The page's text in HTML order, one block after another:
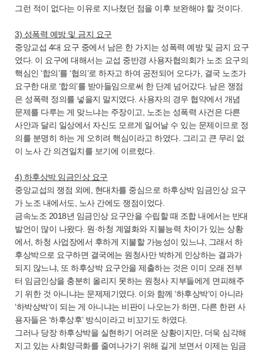
그런 적이 없다는 이유로 지나쳤던 점을 이후 보완해야 할 것이다.
3) 성폭력 예방 및 금지 요구
중앙교섭 4대 요구 중에서 남은 한 가지는 성폭력 예방 및 금지 요구
였다. 이 요구에 대해서는 교섭 중반경 사용자협의회가 노조 요구의
핵심인 ‘합의’를 ‘협의’로 하자고 하여 공전되어 오다가, 결국 노조가
요구한 대로 ‘합의’를 받아들임으로써 한 단계 넘어갔다. 남은 쟁점
은 성폭력 정의를 넣을지 말지였다. 사용자의 경우 협약에서 개념
문제를 다루는 게 맞느냐는 주장이고, 노조는 성폭력 사건은 다른
사안과 달리 일상에서 자신도 모르게 일어날 수 있는 문제이므로 정
의를 분명히 하는 게 오히려 핵심이라고 하였다. 그리고 큰 무리 없
이 노사 간 의견일치를 보기에 이르렀다.
4) 하후상박 임금인상 요구
중앙교섭의 쟁점 외에, 현대차를 중심으로 하후상박 임금인상 요구
가 노조 내에서도, 노사 간에도 쟁점이었다.
금속노조 2018년 임금인상 요구안을 수립할 때 조합 내에서는 반대
발언이 많이 나왔다. 원·하청 계열화와 지불능력 차이가 있는 상황
에서, 하청 사업장에서 후하게 지불할 가능성이 있느냐, 그래서 하
후상박으로 요구하면 결국에는 원청사만 박하게 인상하는 결과가
되지 않느냐, 또 하후상박 요구안을 제출하는 것은 이미 오래 전부
터 임금인상을 충분히 올리지 못하는 원청사 지부들에게 면피해주
기 위한 것 아니냐는 문제제기였다. 이와 함께 ‘하후상박’이 아니라
‘하박상박’이 되는 게 아니냐는 비판이 나오는가 하면, 다른 한편 사
용자들은 ‘하후상후’ 방식이라고 비꼬기도 하였다.
그러나 당장 하후상박을 실현하기 어려운 상황이지만, 더욱 심각해
지고 있는 사회양극화를 줄여나가기 위해 길게 보면서 이제는 임금